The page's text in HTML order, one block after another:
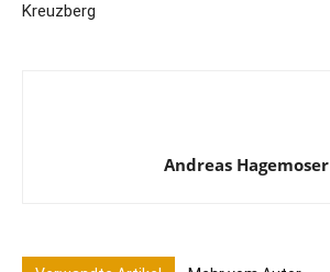
Kreuzberg
Andreas Hagemoser